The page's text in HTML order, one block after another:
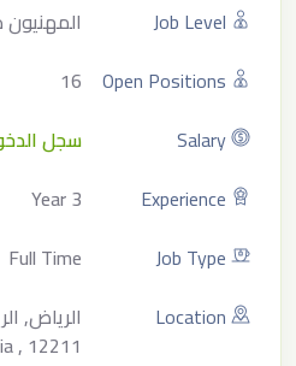
Job Level
المهنيون
Open Positions
16
Salary
سجل
Experience
3 Year
Job Type
Full Time
Location
, 12211